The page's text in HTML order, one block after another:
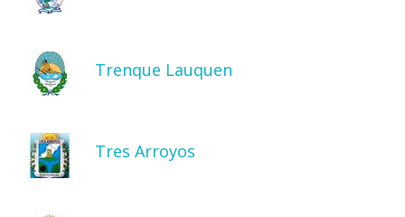
Trenque Lauquen
Tres Arroyos